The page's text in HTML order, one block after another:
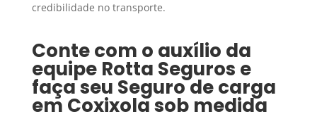
credibilidade no transporte.
Conte com o auxílio da
equipe Rotta Seguros e
faça seu Seguro de carga
em Coxixolasob medida